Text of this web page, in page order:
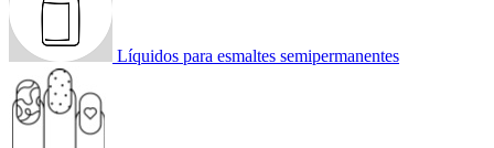
Líquidos para esmaltes semipermanentes